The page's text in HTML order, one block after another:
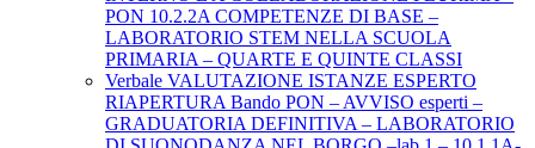
PON 10.2.2A COMPETENZE DI BASE –
LABORATORIO STEM NELLA SCUOLA
PRIMARIA – QUARTE E QUINTE CLASSI
Verbale VALUTAZIONE ISTANZE ESPERTO
RIAPERTURA Bando PON – AVVISO esperti –
GRADUATORIA DEFINITIVA – LABORATORIO